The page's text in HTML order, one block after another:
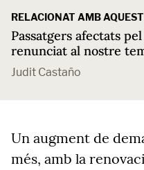
RELACIONAT AMB
Passatgers afectats
renunciat al nostre
Judit Castaño
Un augment de
més, amb la